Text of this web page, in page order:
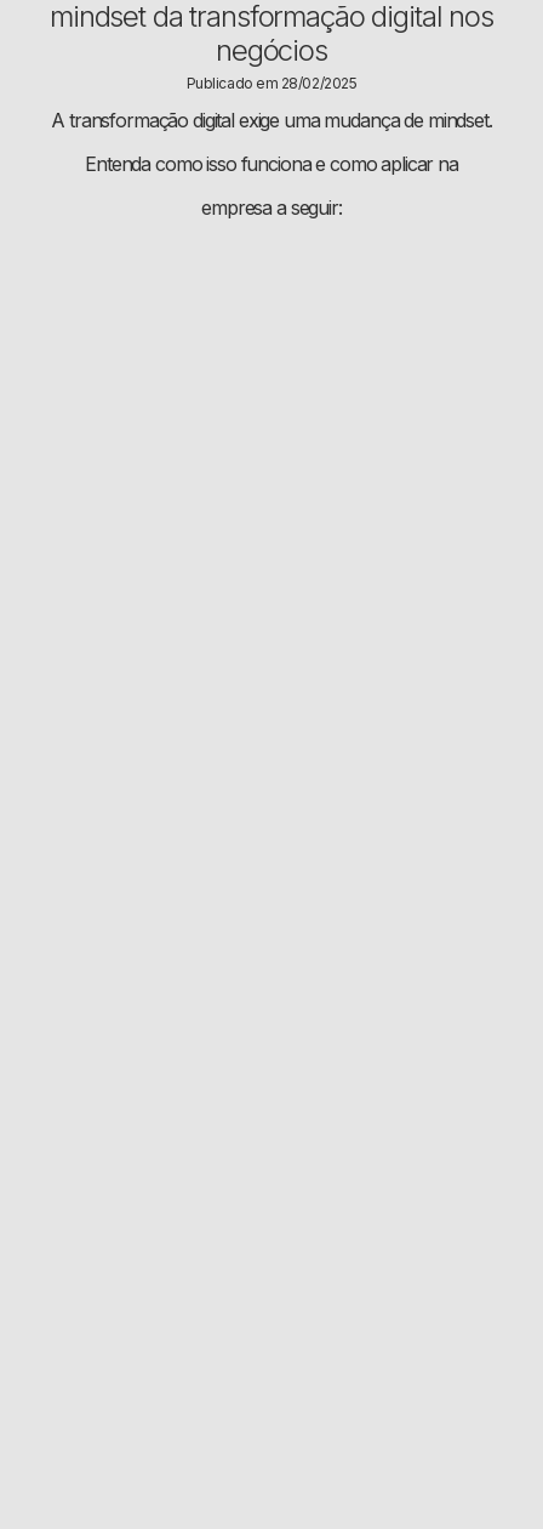
mindset da transformação digital nos
negócios
Publicado em 28/02/2025
A transformação digital exige uma mudança de mindset.
Entenda como isso funciona e como aplicar na
empresa a seguir: